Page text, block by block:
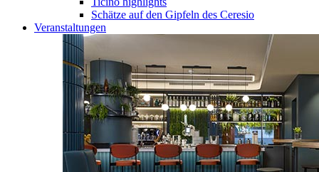
Schätze auf den Gipfeln des Ceresio
Veranstaltungen